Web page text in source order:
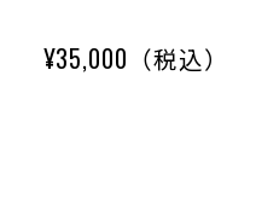
¥35,000（税込）